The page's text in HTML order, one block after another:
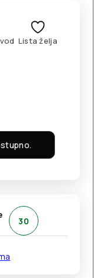
Lista želja
30